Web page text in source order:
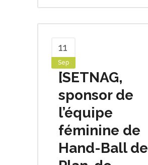
11
Sep
[SETNAG,
sponsor de
l’équipe
féminine de
Hand-Ball de